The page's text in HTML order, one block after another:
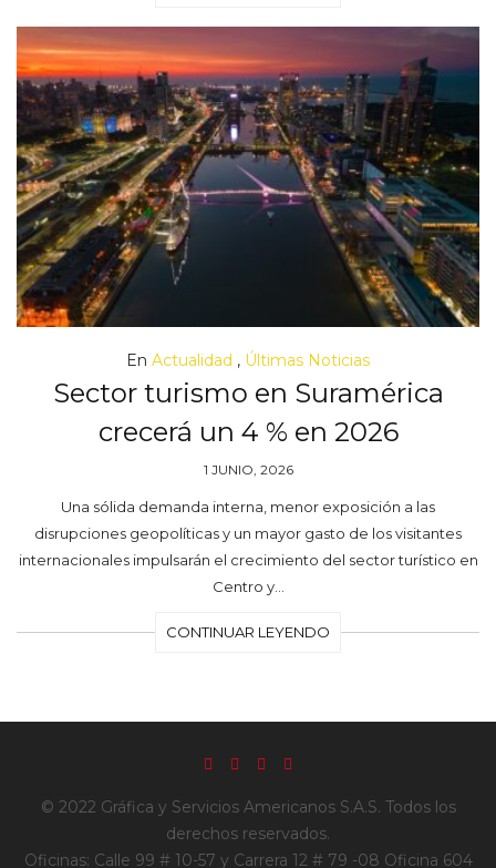
En Actualidad , Últimas Noticias
Sector turismo en Suramérica
crecerá un 4 % en 2026
1 JUNIO, 2026
Una sólida demanda interna, menor exposición a las
disrupciones geopolíticas y un mayor gasto de los visitantes
internacionales impulsarán el crecimiento del sector turístico en
Centro y…
CONTINUAR LEYENDO
© 2022 Gráfica y Servicios Americanos S.A.S. Todos los
derechos reservados.
Oficinas: Calle 99 # 10-57 y Carrera 12 # 79 -08 Oficina 604